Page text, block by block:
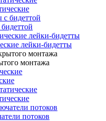
лейки-бидетты
монтажа
потоков